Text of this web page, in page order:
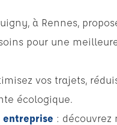
à Rennes,
pour une
vos trajets,
écologique.
entreprise : découvrez